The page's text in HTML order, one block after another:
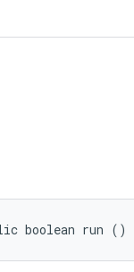
boolean run ()